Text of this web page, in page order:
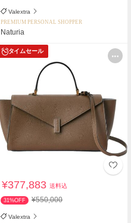
Valextra
PREMIUM PERSONAL SHOPPER
Naturia
タイムセール
¥377,883送料込
31%OFF ¥550,000
Valextra